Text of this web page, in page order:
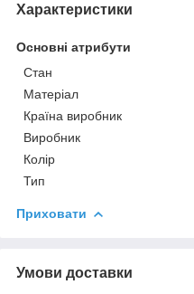
Характеристики
Основні атрибути
Стан
Матеріал
Країна виробник
Виробник
Колір
Тип
Приховати
Умови доставки